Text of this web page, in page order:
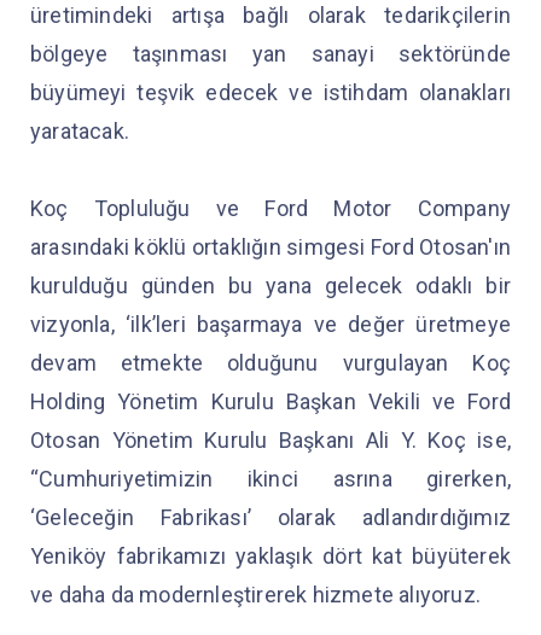
üretimindeki artışa bağlı olarak tedarikçilerin
bölgeye taşınması yan sanayi sektöründe
büyümeyi teşvik edecek ve istihdam olanakları
yaratacak.
Koç Topluluğu ve Ford Motor Company
arasındaki köklü ortaklığın simgesi Ford Otosan'ın
kurulduğu günden bu yana gelecek odaklı bir
vizyonla, ‘ilk’leri başarmaya ve değer üretmeye
devam etmekte olduğunu vurgulayan Koç
Holding Yönetim Kurulu Başkan Vekili ve Ford
Otosan Yönetim Kurulu Başkanı Ali Y. Koç ise,
“Cumhuriyetimizin ikinci asrına girerken,
‘Geleceğin Fabrikası’ olarak adlandırdığımız
Yeniköy fabrikamızı yaklaşık dört kat büyüterek
ve daha da modernleştirerek hizmete alıyoruz.